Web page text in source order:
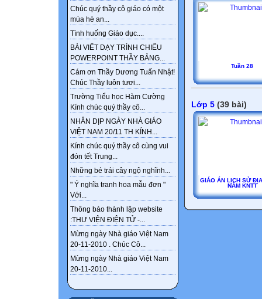
Chúc quý thầy cô giáo có một
mùa hè an...
Tình huống Giáo dục....
BÀI VIẾT DẠY TRÌNH CHIẾU
POWERPOINT THẦY BẢNG...
Cám ơn Thầy Dương Tuấn Nhật!
Chúc Thầy luôn tươi...
Trường Tiểu học Hàm Cường
Kính chúc quý thầy cô...
NHÂN DỊP NGÀY NHÀ GIÁO
VIỆT NAM 20/11 TH KÍNH...
Kính chúc quý thầy cô cùng vui
đón tết Trung...
Những bé trái cây ngộ nghĩnh...
" Ý nghĩa tranh hoa mẫu đơn "
Với...
Thông báo thành lập website
:THƯ VIỆN ĐIỆN TỬ -...
Mừng ngày Nhà giáo Việt Nam
20-11-2010 . Chúc Cô...
Mừng ngày Nhà giáo Việt Nam
20-11-2010...
Tuần 28
Lớp 5 (39 bài)
GIÁO ÁN LỊCH SỬ
NĂM KNTT